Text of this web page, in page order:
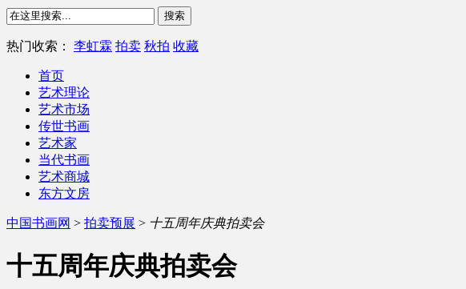
热门收索： 李虹霖 拍卖 秋拍 收藏
首页
艺术理论
艺术市场
传世书画
艺术家
当代书画
艺术商城
东方文房
中国书画网 > 拍卖预展 > 十五周年庆典拍卖会
十五周年庆典拍卖会